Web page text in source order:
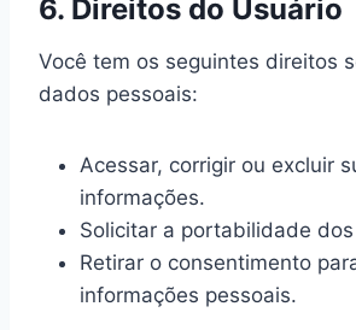
6. Direitos do Usuário
Você tem os seguintes direitos
dados pessoais:
Acessar, corrigir ou excluir
informações.
Solicitar a portabilidade
Retirar o consentimento
informações pessoais.